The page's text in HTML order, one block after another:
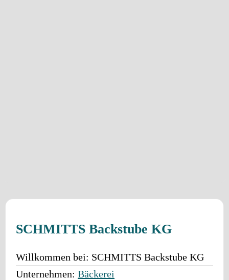
SCHMITTS Backstube KG
Willkommen bei: SCHMITTS Backstube KG
Unternehmen: Bäckerei